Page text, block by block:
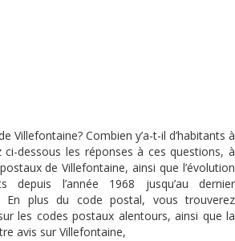
Villefontaine? Combien y’a-t-il d’habitants à
ci-dessous les réponses à ces questions, à
de Villefontaine, ainsi que l’évolution
depuis l’année 1968 jusqu’au dernier
En plus du code postal, vous trouverez
les codes postaux alentours, ainsi que la
avis sur Villefontaine,